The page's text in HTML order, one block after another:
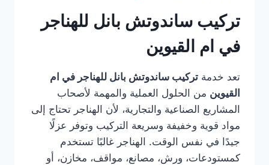
تركيب ساندوتش بانل للهناجر
في ام القيوين
تعد خدمة تركيب ساندوتش بانل للهناجر في ام
القيوين من الحلول العملية والمهمة لأصحاب
المشاريع الصناعية والتجارية، لأن الهناجر تحتاج إلى
مواد قوية وخفيفة وسريعة التركيب وتوفر عزلًا
جيدًا في نفس الوقت. الهناجر غالبًا تستخدم
كمستودعات، ورش، مصانع، مواقف، مخازن، أو